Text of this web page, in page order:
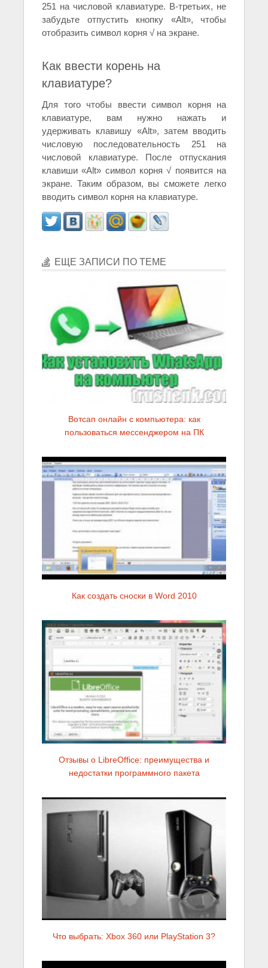
251 на числовой клавиатуре. В-третьих, не
забудьте отпустить кнопку «Alt», чтобы
отобразить символ корня √ на экране.
Как ввести корень на
клавиатуре?
Для того чтобы ввести символ корня на
клавиатуре, вам нужно нажать и
удерживать клавишу «Alt», затем вводить
числовую последовательность 251 на
числовой клавиатуре. После отпускания
клавиши «Alt» символ корня √ появится на
экране. Таким образом, вы сможете легко
вводить символ корня на клавиатуре.
ЕЩЕ ЗАПИСИ ПО ТЕМЕ
Вотсап онлайн с компьютера: как
пользоваться мессенджером на ПК
Как создать сноски в Word 2010
Отзывы о LibreOffice: преимущества и
недостатки программного пакета
Что выбрать: Xbox 360 или PlayStation 3?